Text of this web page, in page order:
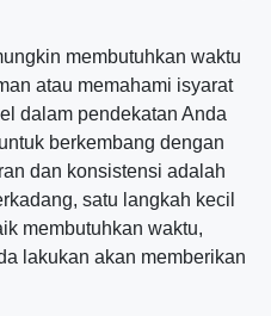
membutuhkan waktu
atau memahami isyarat
dalam pendekatan Anda
berkembang dengan
dan konsistensi adalah
satu langkah kecil
membutuhkan waktu,
lakukan akan memberikan